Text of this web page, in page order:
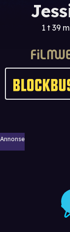
1 t 39 m
Annonse